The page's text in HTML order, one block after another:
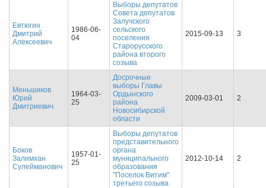
Евтюгин
Дмитрий
Алексеевич
1986-06-
04
Выборы депутатов
Совета депутатов
Залучского
сельского
поселения
Старорусского
района второго
созыва
2015-09-13 3
Меньшиков
Юрий
Дмитриевич
1964-03-
25
Досрочные
выборы Главы
Ордынского
района
Новосибирской
области
2009-03-01 2
Боков
Залимхан
Сулейманович
1957-01-
25
Выборы депутатов
представительного
органа
муниципального
образования
"Поселок Витим"
третьего созыва
2012-10-14 2